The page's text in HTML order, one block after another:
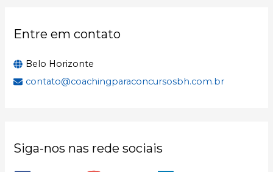
:Entre em contato
Belo Horizonte
contato@coachingparaconcursosbh.com.br
Siga-nos nas rede sociais